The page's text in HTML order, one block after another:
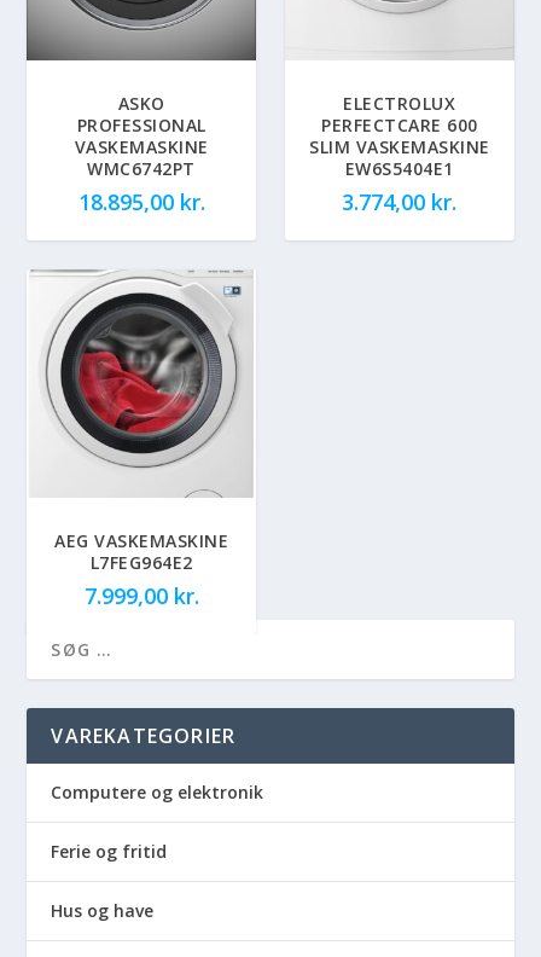
ASKO
PROFESSIONAL
VASKEMASKINE
WMC6742PT
18.895,00 kr.
ELECTROLUX
PERFECTCARE 600
SLIM VASKEMASKINE
EW6S5404E1
3.774,00 kr.
AEG VASKEMASKINE
L7FEG964E2
7.999,00 kr.
VAREKATEGORIER
Computere og elektronik
Ferie og fritid
Hus og have